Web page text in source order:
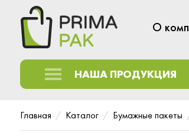
О
НАША ПРОДУКЦИЯ
Главная Каталог Бумажные пакеты